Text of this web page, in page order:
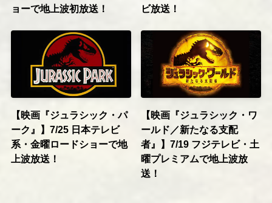
ョーで地上波初放送！
ビ放送！
【映画『ジュラシック・パ
ーク』】7/25 日本テレビ
系・金曜ロードショーで地
上波放送！
【映画『ジュラシック・ワ
ールド／新たなる支配
者』】7/19 フジテレビ・土
曜プレミアムで地上波放
送！